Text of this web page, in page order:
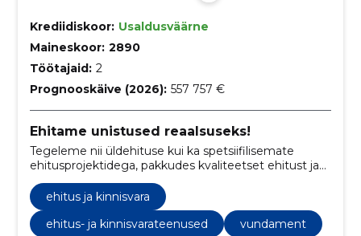
Krediidiskoor: Usaldusväärne
Maineskoor: 2890
Töötajaid: 2
Prognooskäive (2026): 557 757 €
Ehitame unistused reaalsuseks!
Tegeleme nii üldehituse kui ka spetsiifilisemate
ehitusprojektidega, pakkudes kvaliteetset ehitust ja
renoveerimisteenust. Pühendume klientide
visioonide elluviimisele ehitusprojektide kaudu.
ehitus ja kinnisvara
ehitus- ja kinnisvarateenused
vundament